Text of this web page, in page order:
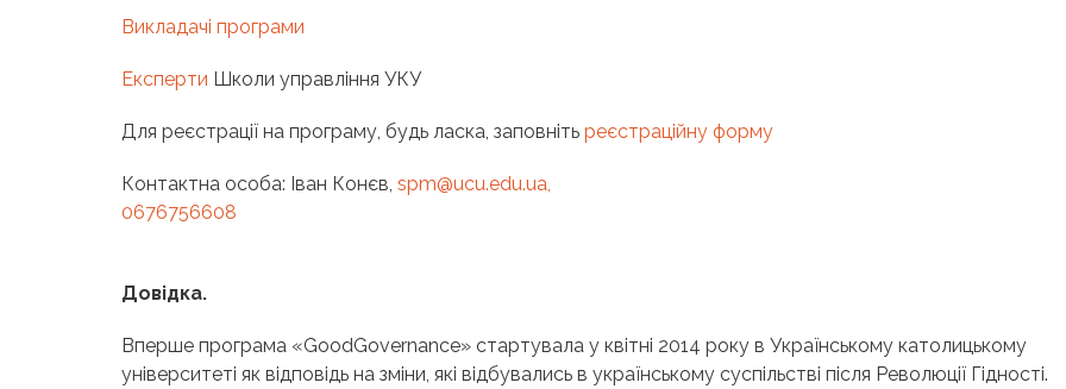
Викладачі програми
Експерти Школи управління УКУ
Для реєстрації на програму, будь ласка, заповніть реєстраційну форму
Контактна особа: Іван Конєв, spm@ucu.edu.ua,
0676756608
Довідка.
Вперше програма «GoodGovernance» стартувала у квітні 2014 року в Українському католицькому
університеті як відповідь на зміни, які відбувались в українському суспільстві після Революції Гідності.